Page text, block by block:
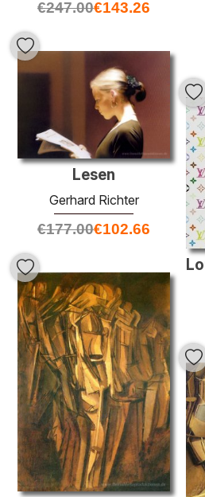
€247.00€143.26
Lesen
Gerhard Richter
€177.00€102.66